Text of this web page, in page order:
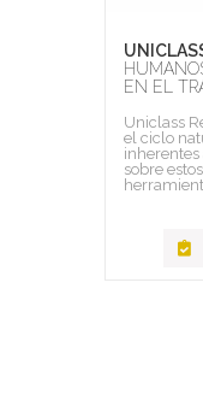
EN EL
Uniclass
el ciclo
inherentes
sobre